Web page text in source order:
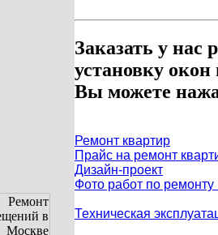
Заказать у нас
установку
Вы можете
Ремонт квартир
Прайс на ремонт
Дизайн-проект
Фото работ по ремонту
Техническая